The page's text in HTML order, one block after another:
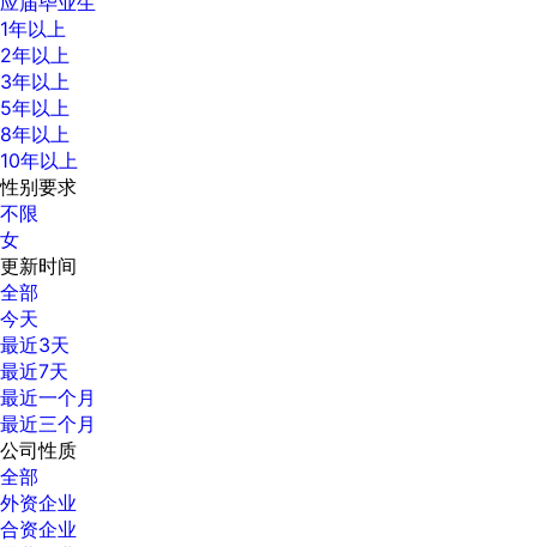
1年以上
2年以上
3年以上
5年以上
8年以上
10年以上
性别要求
不限
女
更新时间
全部
今天
最近3天
最近7天
最近一个月
最近三个月
公司性质
全部
外资企业
合资企业